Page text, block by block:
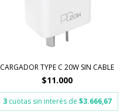
CARGADOR TYPE C 20W SIN CABLE
$11.000
3 cuotas sin interés de $3.666,67